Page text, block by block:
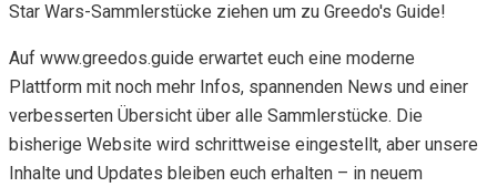
Star Wars-Sammlerstücke ziehen um zu Greedo's Guide!
Auf www.greedos.guide erwartet euch eine moderne
Plattform mit noch mehr Infos, spannenden News und einer
verbesserten Übersicht über alle Sammlerstücke. Die
bisherige Website wird schrittweise eingestellt, aber unsere
Inhalte und Updates bleiben euch erhalten – in neuem